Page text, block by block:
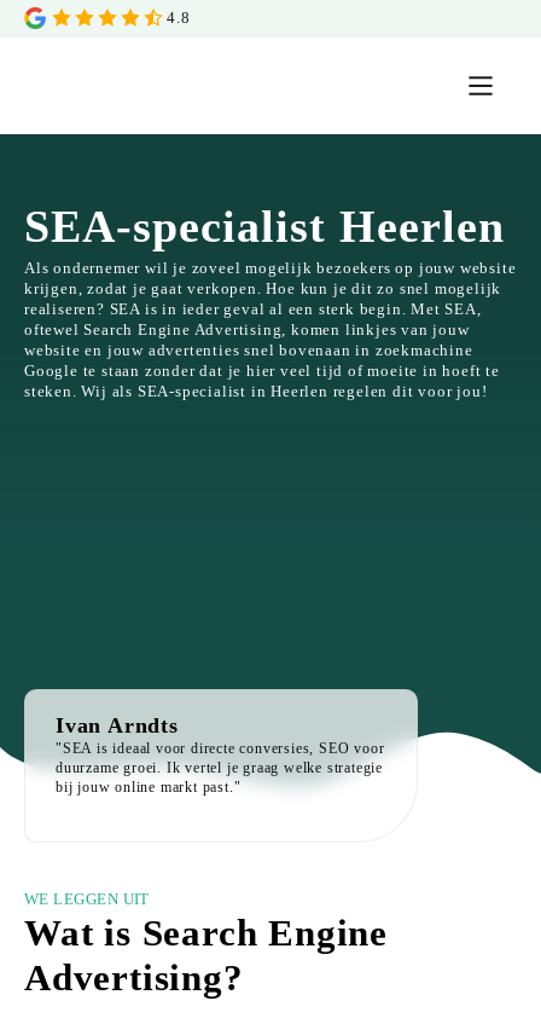
4.8
SEA-specialist Heerlen
Als ondernemer wil je zoveel mogelijk bezoekers op jouw website
krijgen, zodat je gaat verkopen. Hoe kun je dit zo snel mogelijk
realiseren? SEA is in ieder geval al een sterk begin. Met SEA,
oftewel Search Engine Advertising, komen linkjes van jouw
website en jouw advertenties snel bovenaan in zoekmachine
Google te staan zonder dat je hier veel tijd of moeite in hoeft te
steken. Wij als SEA-specialist in Heerlen regelen dit voor jou!
Ivan Arndts
"SEA is ideaal voor directe conversies, SEO voor
duurzame groei. Ik vertel je graag welke strategie
bij jouw online markt past."
WE LEGGEN UIT
Wat is Search Engine
Advertising?